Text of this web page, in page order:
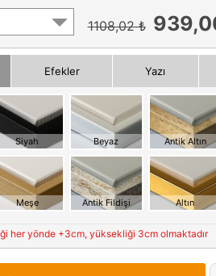
1108,02 ₺
Efekler Yazı
Siyah Beyaz Antik Altın
Meşe Antik Fildişi Altın
her yönde +3cm, yüksekliği 3cm olmaktadır